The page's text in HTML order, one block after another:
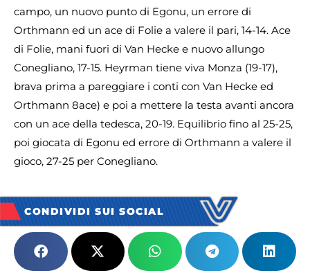
campo, un nuovo punto di Egonu, un errore di
Orthmann ed un ace di Folie a valere il pari, 14-14. Ace
di Folie, mani fuori di Van Hecke e nuovo allungo
Conegliano, 17-15. Heyrman tiene viva Monza (19-17),
brava prima a pareggiare i conti con Van Hecke ed
Orthmann 8ace) e poi a mettere la testa avanti ancora
con un ace della tedesca, 20-19. Equilibrio fino al 25-25,
poi giocata di Egonu ed errore di Orthmann a valere il
gioco, 27-25 per Conegliano.
CONDIVIDI SUI SOCIAL